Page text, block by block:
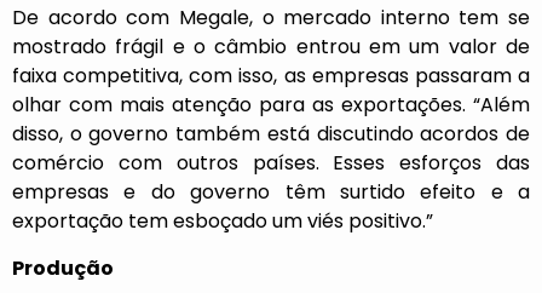
De acordo com Megale, o mercado interno tem se
mostrado frágil e o câmbio entrou em um valor de
faixa competitiva, com isso, as empresas passaram a
olhar com mais atenção para as exportações. “Além
disso, o governo também está discutindo acordos de
comércio com outros países. Esses esforços das
empresas e do governo têm surtido efeito e a
exportação tem esboçado um viés positivo.”
Produção